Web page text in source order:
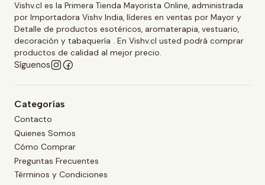
Vishv.cl es la Primera Tienda Mayorista Online, administrada
por Importadora Vishv India, líderes en ventas por Mayor y
Detalle de productos esotéricos, aromaterapia, vestuario,
decoración y tabaquería . En Vishv.cl usted podrá comprar
productos de calidad al mejor precio.
Síguenos
Categorías
Contacto
Quienes Somos
Cómo Comprar
Preguntas Frecuentes
Términos y Condiciones